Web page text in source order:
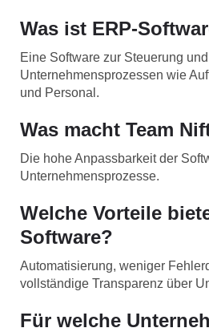
Was ist ERP-
Eine Software zur Steuerung
Unternehmensprozessen wie
und Personal.
Was macht Team
Die hohe Anpassbarkeit der
Unternehmensprozesse.
Welche Vorteile
Software?
Automatisierung, weniger
vollständige Transparenz über
Für welche